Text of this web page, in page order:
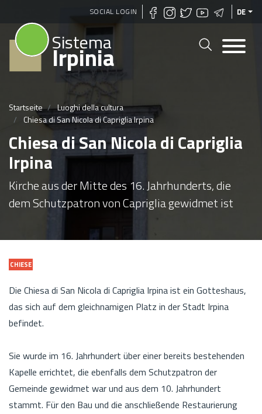
Direkt
zum
SOCIAL LOGIN DE
Sistema
Irpinia
Startseite
Luoghi della cultura
Chiesa di San Nicola di Capriglia Irpina
Chiesa di San Nicola di Capriglia
Irpina
Kirche aus der Mitte des 16. Jahrhunderts, die
dem Schutzpatron von Capriglia gewidmet ist
CHIESE
Die Chiesa di San Nicola di Capriglia Irpina ist ein Gotteshaus,
das sich auf dem gleichnamigen Platz in der Stadt Irpina
befindet.
Sie wurde im 16. Jahrhundert über einer bereits bestehenden
Kapelle errichtet, die ebenfalls dem Schutzpatron der
Gemeinde gewidmet war und aus dem 10. Jahrhundert
stammt. Für den Bau und die anschließende Restaurierung